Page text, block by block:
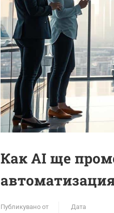
Как AI ще
Публикувано от Дата